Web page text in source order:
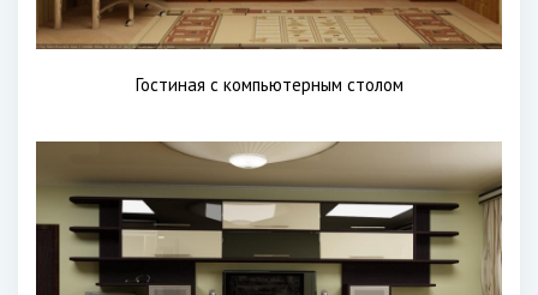
Гостиная с компьютерным столом